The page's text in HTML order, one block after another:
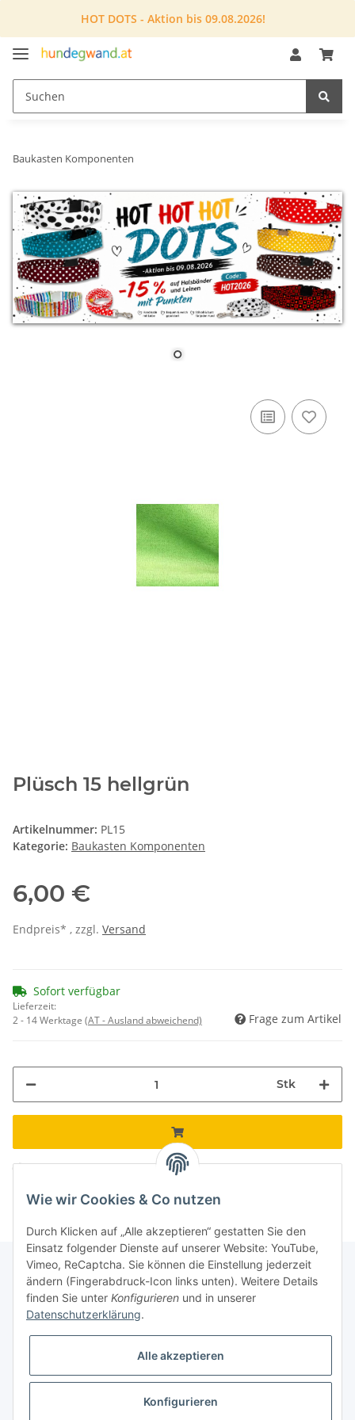
HOT DOTS - Aktion bis 09.08.2026!
Baukasten Komponenten
Plüsch 15 hellgrün
Artikelnummer: PL15
Kategorie: Baukasten Komponenten
6,00 €
Endpreis* , zzgl. Versand
Sofort verfügbar
Lieferzeit:
2 - 14 Werktage (AT - Ausland abweichend) Frage zum Artikel
Stk
Loading... Komponenten werden geladen ...
Informationen
Galerie
Wie wir Cookies & Co nutzen
Durch Klicken auf „Alle akzeptieren“ gestatten Sie den
Einsatz folgender Dienste auf unserer Website: YouTube,
Vimeo, ReCaptcha. Sie können die Einstellung jederzeit
ändern (Fingerabdruck-Icon links unten). Weitere Details
finden Sie unter Konfigurieren und in unserer
Datenschutzerklärung.
Alle akzeptieren
Konfigurieren